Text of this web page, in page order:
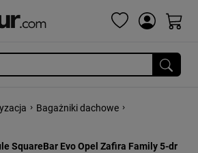
› Bagażniki dachowe ›
SquareBar Evo Opel Zafira Family 5-dr